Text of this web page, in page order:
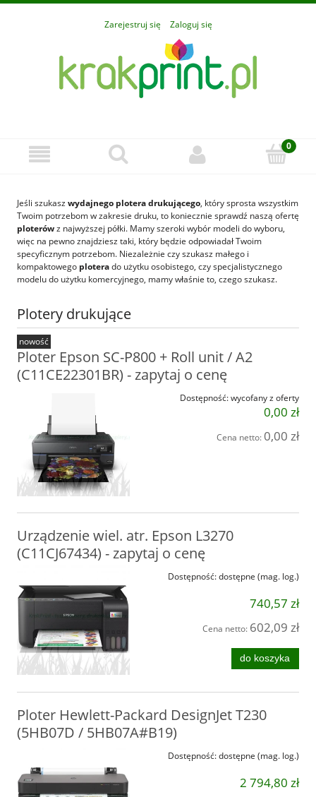
Zarejestruj się Zaloguj się
Jeśli szukaszwydajnego plotera drukującego, który sprosta wszystkim
Twoim potrzebom w zakresie druku, to koniecznie sprawdź naszą ofertę
ploterówz najwyższej półki. Mamy szeroki wybór modeli do wyboru,
więc na pewno znajdziesz taki, który będzie odpowiadał Twoim
specyficznym potrzebom. Niezależnie czy szukasz małego i
kompaktowego ploterado użytku osobistego, czy specjalistycznego
modelu do użytku komercyjnego, mamy właśnie to, czego szukasz.
Plotery drukujące
Ploter Epson SC-P800 + Roll unit / A2
(C11CE22301BR) - zapytaj o cenę
Dostępność:wycofany z oferty
0,00 zł
Cena netto: 0,00 zł
nowość
Urządzenie wiel. atr. Epson L3270
(C11CJ67434) - zapytaj o cenę
Dostępność:dostępne (mag. log.)
740,57 zł
Cena netto: 602,09 zł
do koszyka
Ploter Hewlett-Packard DesignJet T230
(5HB07D / 5HB07A#B19)
Dostępność:dostępne (mag. log.)
2 794,80 zł